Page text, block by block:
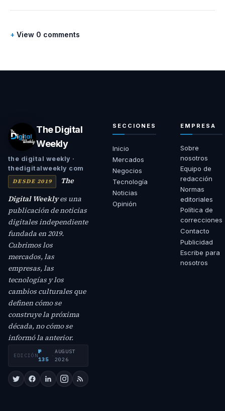
View 0 comments
The Digital
Weekly
the digital weekly ·
thedigitalweekly com
DESDE 2019
The
Digital Weeklyes una
publicación de noticias
digitales independiente
fundada en 2019.
Cubrimos los
mercados, las
empresas, las
tecnologías y los
cambios culturales que
definen cómo se
construye la próxima
década, no cómo se
informó la anterior.
EDICIÓN
№
135
·
AUGUST
2026
SECCIONES
Inicio
Mercados
Negocios
Tecnología
Noticias
Opinión
EMPRESA
Sobre
nosotros
Equipo de
redacción
Normas
editoriales
Política de
correcciones
Contacto
Publicidad
Escribe para
nosotros